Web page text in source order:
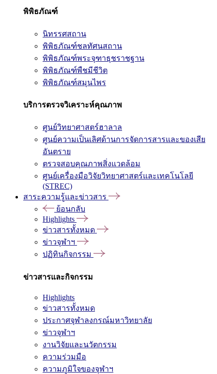
พิพิธภัณฑ์
นิทรรศสถาน
พิพิธภัณฑ์ชลทัศนสถาน
พิพิธภัณฑ์พระจุฑาธุชราชฐาน
พิพิธภัณฑ์พืชมีชีวิต
พิพิธภัณฑ์สมุนไพร
บริการตรวจวิเคราะห์คุณภาพ
ศูนย์วิทยาศาสตร์ฮาลาล
ศูนย์ความเป็นเลิศด้านการจัดการสารและของเสีย
อันตราย
ตรวจสอบคุณภาพสิ่งแวดล้อม
ศูนย์เครื่องมือวิจัยวิทยาศาสตร์และเทคโนโลยี
(STREC)
สาระความรู้และข่าวสาร
ย้อนกลับ
Highlights
ข่าวสารทั้งหมด
ข่าวจุฬาฯ
ปฏิทินกิจกรรม
ข่าวสารและกิจกรรม
Highlights
ข่าวสารทั้งหมด
ประกาศจุฬาลงกรณ์มหาวิทยาลัย
ข่าวจุฬาฯ
งานวิจัยและนวัตกรรม
ความร่วมมือ
ความภูมิใจของจุฬาฯ